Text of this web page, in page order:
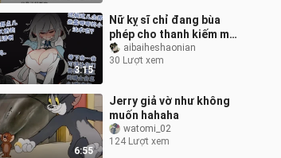
3:15
Nữ kỵ sĩ chỉ đang bùa
phép cho thanh kiếm mà
thôiaibaiheshaonian
30 Lượt xem
6:55
Jerry giả vờ như không
muốn hahaha
watomi_02
124 Lượt xem